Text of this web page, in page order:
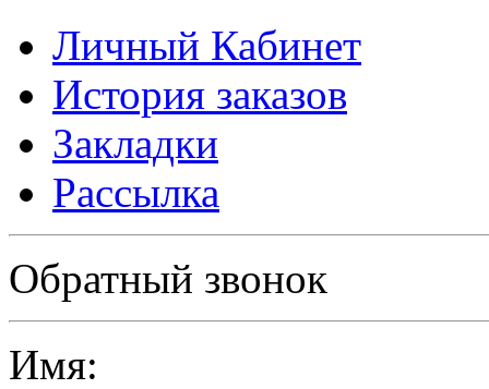
Личный Кабинет
История заказов
Закладки
Рассылка
Обратный звонок
Имя: